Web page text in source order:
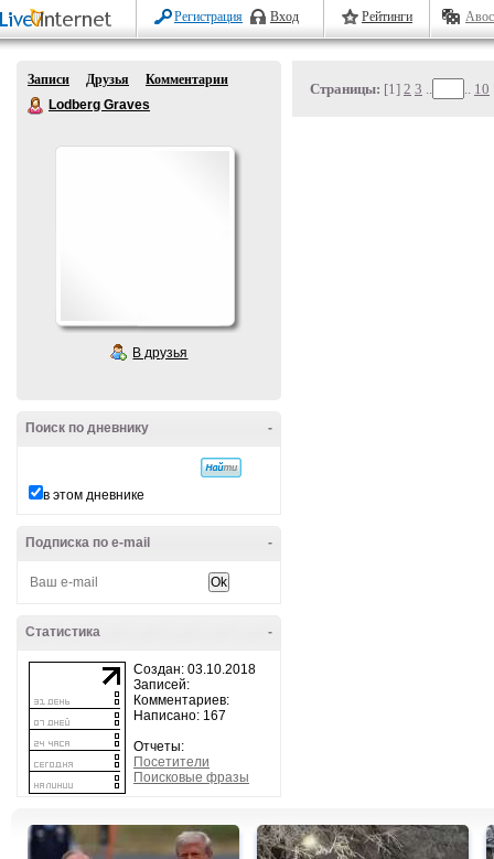
Регистрация Вход Рейтинги
Записи Друзья
Комментарии
Lodberg Graves
В друзья
-
Поиск по дневнику
в этом дневнике
-
Подписка по e-mail
-
Статистика
Создан: 03.10.2018
Записей:
Комментариев:
Написано: 167
Отчеты:
Посетители
Поисковые фразы
Страницы: [1] 2 3 .. .. 10